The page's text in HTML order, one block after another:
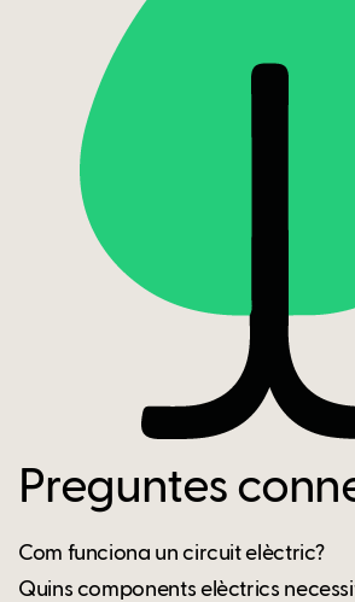
Preguntes
Com funciona un circuit elèctric?
Quins components elèctrics